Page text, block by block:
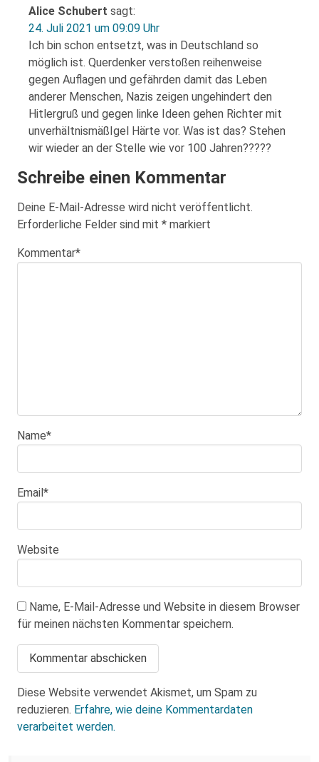
Alice Schubert sagt:
24. Juli 2021 um 09:09 Uhr
Ich bin schon entsetzt, was in Deutschland so
möglich ist. Querdenker verstoßen reihenweise
gegen Auflagen und gefährden damit das Leben
anderer Menschen, Nazis zeigen ungehindert den
Hitlergruß und gegen linke Ideen gehen Richter mit
unverhältnismäßIgel Härte vor. Was ist das? Stehen
wir wieder an der Stelle wie vor 100 Jahren?????
Schreibe einen Kommentar
Deine E-Mail-Adresse wird nicht veröffentlicht.
Erforderliche Felder sind mit * markiert
Kommentar*
Name*
Email*
Website
Name, E-Mail-Adresse und Website in diesem Browser
für meinen nächsten Kommentar speichern.
Diese Website verwendet Akismet, um Spam zu
reduzieren. Erfahre, wie deine Kommentardaten
verarbeitet werden.